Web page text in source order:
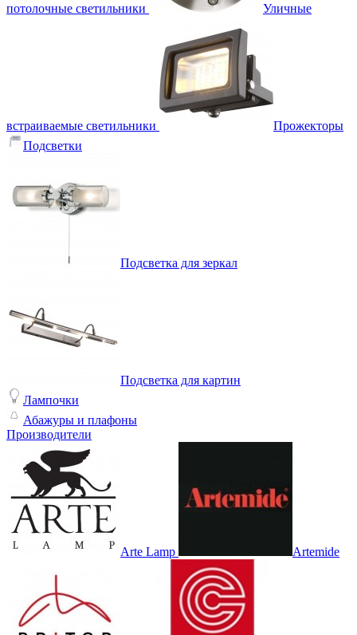
потолочные светильники Уличные
встраиваемые светильники
Прожекторы
Подсветки
Подсветка для зеркал
Подсветка для картин
Лампочки
Абажуры и плафоны
Производители
Arte Lamp Artemide